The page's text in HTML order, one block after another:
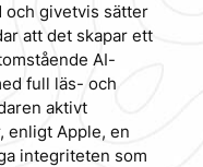
och givetvis sätter
att det skapar ett
AI-
full läs- och
aktivt
enligt Apple, en
integriteten som